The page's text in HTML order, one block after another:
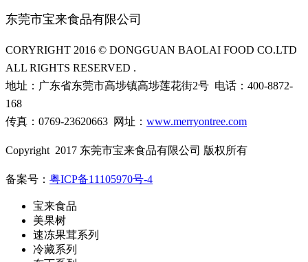
东莞市宝来食品有限公司
CORYRIGHT 2016 © DONGGUAN BAOLAI FOOD CO.LTD
ALL RIGHTS RESERVED .
地址：广东省东莞市高埗镇高埗莲花街2号 电话：400-8872-
168
传真：0769-23620663 网址： www.merryontree.com
Copyright 2017 东莞市宝来食品有限公司 版权所有
备案号： 粤ICP备11105970号-4
宝来食品
美果树
速冻果茸系列
冷藏系列